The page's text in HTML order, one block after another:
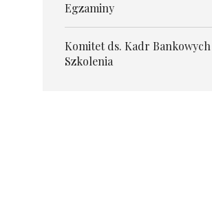
Egzaminy
Komitet ds. Kadr
Szkolenia